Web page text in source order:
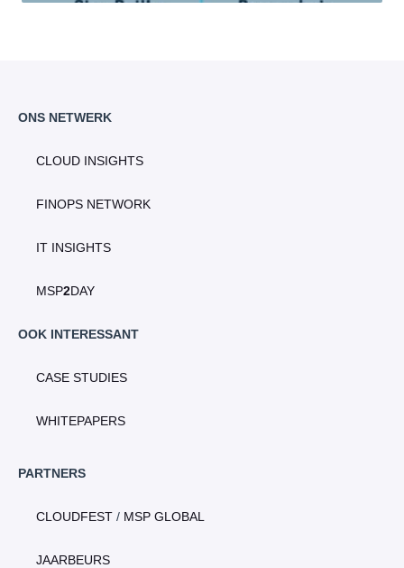
ONS NETWERK
CLOUD INSIGHTS
FINOPS NETWORK
IT INSIGHTS
MSP2DAY
OOK INTERESSANT
CASE STUDIES
WHITEPAPERS
PARTNERS
CLOUDFEST / MSP GLOBAL
JAARBEURS